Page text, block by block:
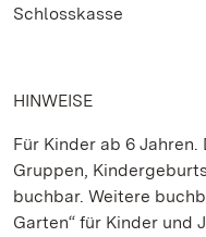
Schlosskasse
HINWEISE
Für Kinder ab 6
Gruppen,
buchbar. Weitere
Garten“ für Kinder und